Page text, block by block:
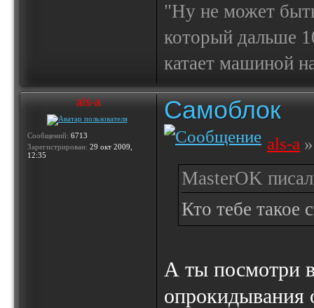
"Ну не может
который дальше
катает машиной
als-a
Сообщений: 6713
Зарегистрирован: 29 окт 2009,
12:35
Самоблок
als-a
MasterOK
Кто тебе такое
А ты посмотри
опрокидывания